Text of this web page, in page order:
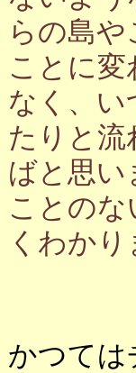
らの島
ことに
なく、
たりと流
ばと思い
ことの
くわかり
かつては